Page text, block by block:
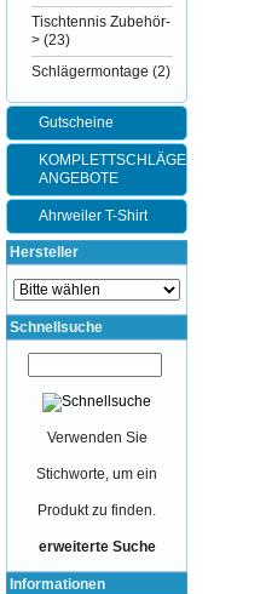
Tischtennis Zubehör-
> (23)
Schlägermontage (2)
Gutscheine
KOMPLETTSCHLÄGER-
ANGEBOTE
Ahrweiler T-Shirt
Hersteller
Schnellsuche
Verwenden Sie
Stichworte, um ein
Produkt zu finden.
erweiterte Suche
Informationen